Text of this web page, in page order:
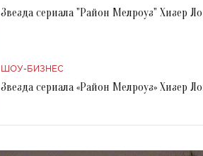
Звезда сериала "Район Мелроуз" Хизер
ШОУ-БИЗНЕС
Звезда сериала «Район Мелроуз» Хизер